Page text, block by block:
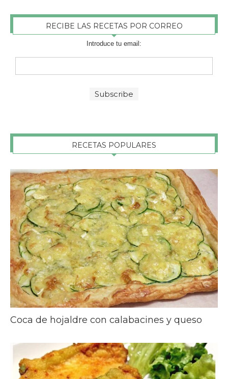
RECIBE LAS RECETAS POR CORREO
Introduce tu email:
RECETAS POPULARES
Coca de hojaldre con calabacines y queso